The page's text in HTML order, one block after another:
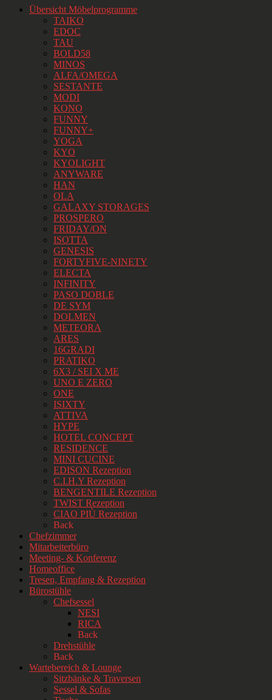
Übersicht Möbelprogramme
TAIKO
EDOC
TAU
BOLD58
MINOS
ALFA/OMEGA
SESTANTE
MODI
KONO
FUNNY
FUNNY+
YOGA
KYO
KYOLIGHT
ANYWARE
HAN
OLA
GALAXY STORAGES
PROSPERO
FRIDAY/ON
ISOTTA
GENESIS
FORTYFIVE-NINETY
ELECTA
INFINITY
PASO DOBLE
DE SYM
DOLMEN
METEORA
ARES
16GRADI
PRATIKO
6X3 / SEI X ME
UNO E ZERO
ONE
ISIXTY
ATTIVA
HYPE
HOTEL CONCEPT
RESIDENCE
MINI CUCINE
EDISON Rezeption
C.I.H.Y Rezeption
BENGENTILE Rezeption
TWIST Rezeption
CIAO PIÙ Rezeption
Back
Chefzimmer
Mitarbeiterbüro
Meeting- & Konferenz
Homeoffice
Tresen, Empfang & Rezeption
Bürostühle
Chefsessel
NESI
RICA
Back
Drehstühle
Back
Wartebereich & Lounge
Sitzbänke & Traversen
Sessel & Sofas